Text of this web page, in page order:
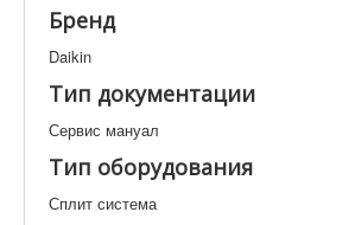
Новости
Контакты
Техническая документация
FLKS50BVMB RKS50BVMB RS50BVMB
Бренд
Daikin
Тип документации
Сервис мануал
Тип оборудования
Сплит система